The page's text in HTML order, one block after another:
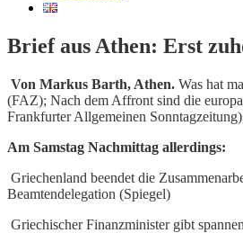
Brief aus Athen: Erst
Von Markus Barth, Athen. Was hat
(FAZ); Nach dem Affront sind die
Frankfurter Allgemeinen
Am Samstag Nachmittag allerdings:
Griechenland beendet die
Beamtendelegation (Spiegel)
Griechischer Finanzminister gibt